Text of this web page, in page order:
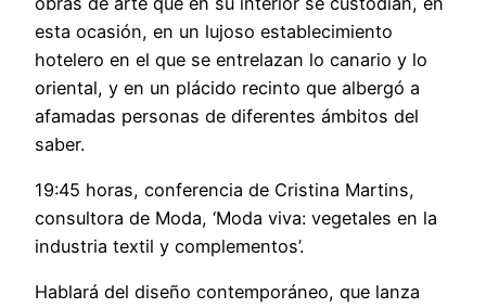
esta ocasión, en un lujoso establecimiento
hotelero en el que se entrelazan lo canario y lo
oriental, y en un plácido recinto que albergó a
afamadas personas de diferentes ámbitos del
saber.
19:45 horas, conferencia de Cristina Martins,
consultora de Moda, ‘Moda viva: vegetales en la
industria textil y complementos’.
Hablará del diseño contemporáneo, que lanza